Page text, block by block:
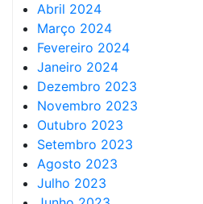
Abril 2024
Março 2024
Fevereiro 2024
Janeiro 2024
Dezembro 2023
Novembro 2023
Outubro 2023
Setembro 2023
Agosto 2023
Julho 2023